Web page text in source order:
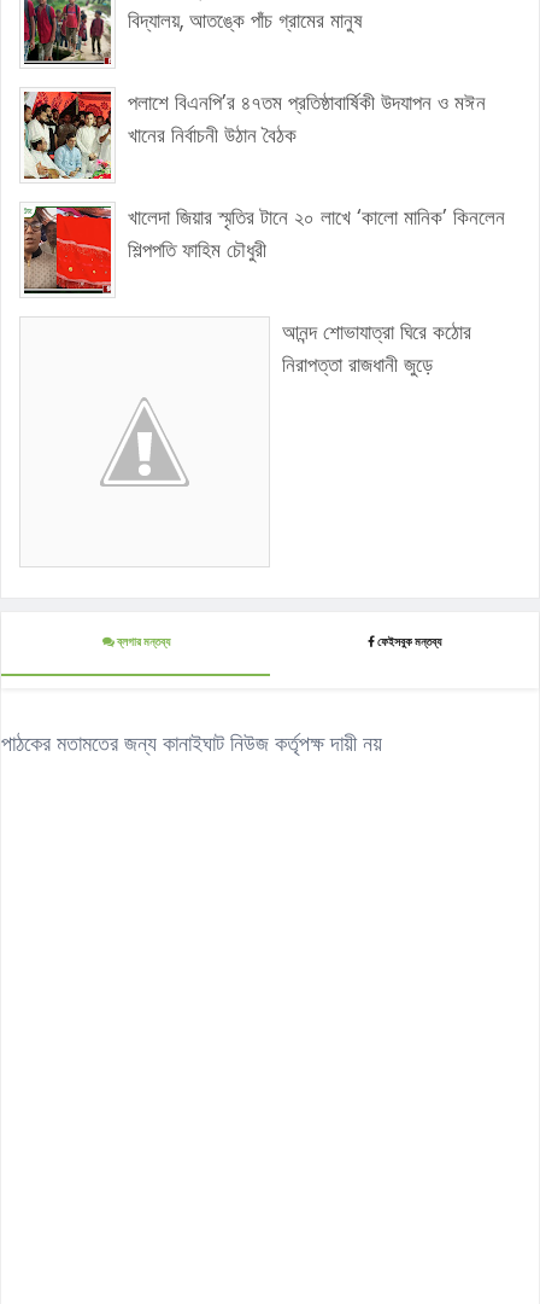
বিদ্যালয়, আতঙ্কে পাঁচ গ্রামের মানুষ
পলাশে বিএনপি’র ৪৭তম প্রতিষ্ঠাবার্ষিকী উদযাপন ও মঈন
খানের নির্বাচনী উঠান বৈঠক
খালেদা জিয়ার স্মৃতির টানে ২০ লাখে ‘কালো মানিক’ কিনলেন
শিল্পপতি ফাহিম চৌধুরী
আনন্দ শোভাযাত্রা ঘিরে কঠোর
নিরাপত্তা রাজধানী জুড়ে
ব্লগার মন্তব্য ফেইসবুক মন্তব্য
পাঠকের মতামতের জন্য কানাইঘাট নিউজ কর্তৃপক্ষ দায়ী নয়